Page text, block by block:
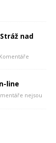
nad
Komentáře
line
nejsou